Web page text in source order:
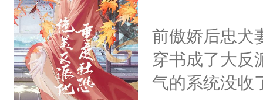
卫天还没亮，
腰：“陛下，
不好了！”“那
朝，一个从未
为三种性别。
构与男子相同
了一颗红色
前傲娇后忠犬
穿书成了大反
气的系统没收